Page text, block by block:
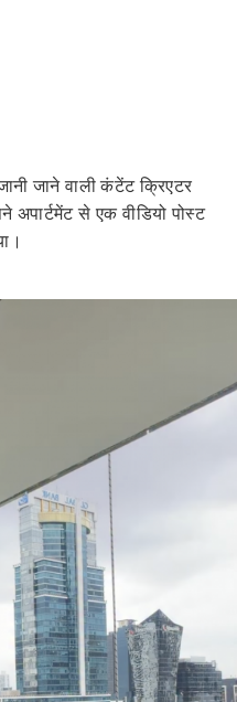
जाने वाली कंटेंट क्रिएटर
से एक वीडियो पोस्ट